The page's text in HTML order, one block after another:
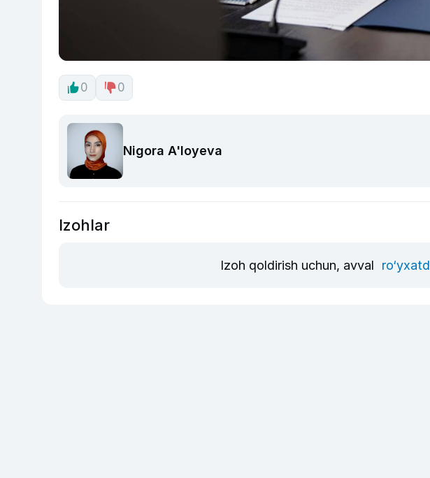
0 0
Nigora A'loyeva
Izohlar
Izoh qoldirish uchun, avval